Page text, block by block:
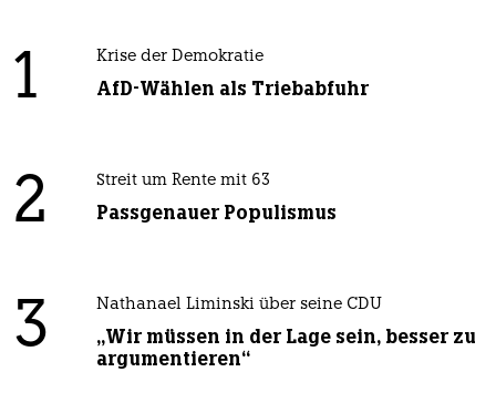
1 Krise der Demokratie
AfD-Wählen als Triebabfuhr
2 Streit um Rente mit 63
Passgenauer Populismus
3 Nathanael Liminski über seine CDU
„Wir müssen in der Lage sein, besser zu
argumentieren“